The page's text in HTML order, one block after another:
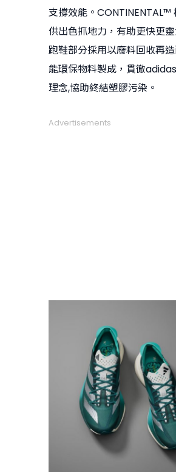
支撐效能。CONTINENTAL™
供出色抓地力，有助更快更靈
跑鞋部分採用以廢料回收再
能環保物料製成，貫徹
理念,協助終結塑膠污染。
Advertisements